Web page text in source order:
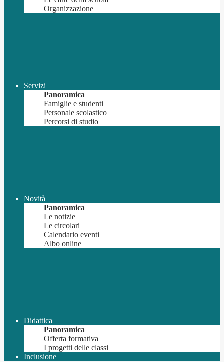
Organizzazione
Servizi
Panoramica
Famiglie e studenti
Personale scolastico
Percorsi di studio
Novità
Panoramica
Le notizie
Le circolari
Calendario eventi
Albo online
Didattica
Panoramica
Offerta formativa
I progetti delle classi
Inclusione